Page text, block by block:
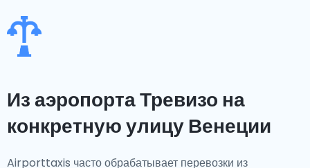
Из аэропорта Тревизо на
конкретную улицу Венеции
Airporttaxis часто обрабатывает перевозки из